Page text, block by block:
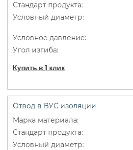
Купить в 1 клик
Отвод в ВУС изоляции